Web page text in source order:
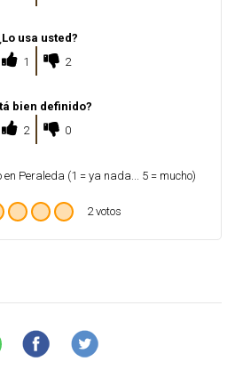
usa usted?
1
2
bien definido?
2
0
Peraleda (1 = ya nada... 5 = mucho)
2 votos